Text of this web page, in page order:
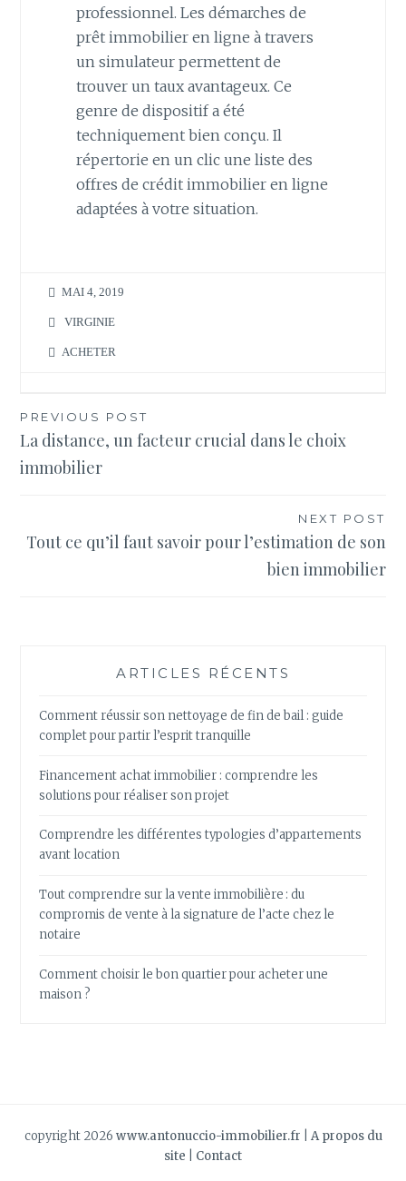
professionnel. Les démarches de
prêt immobilier en ligne à travers
un simulateur permettent de
trouver un taux avantageux. Ce
genre de dispositif a été
techniquement bien conçu. Il
répertorie en un clic une liste des
offres de crédit immobilier en ligne
adaptées à votre situation.
MAI 4, 2019
VIRGINIE
ACHETER
Navigation
de
PREVIOUS POST
La distance, un facteur crucial dans le choix
immobilier
NEXT POST
Tout ce qu’il faut savoir pour l’estimation de son
bien immobilier
ARTICLES RÉCENTS
Comment réussir son nettoyage de fin de bail : guide
complet pour partir l’esprit tranquille
Financement achat immobilier : comprendre les
solutions pour réaliser son projet
Comprendre les différentes typologies d’appartements
avant location
Tout comprendre sur la vente immobilière : du
compromis de vente à la signature de l’acte chez le
notaire
Comment choisir le bon quartier pour acheter une
maison ?
copyright 2026 www.antonuccio-immobilier.fr
A propos du
site
Contact